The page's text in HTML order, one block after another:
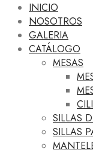
INICIO
NOSOTROS
GALERIA
CATÁLOGO
MESAS
SILLAS
SILLAS